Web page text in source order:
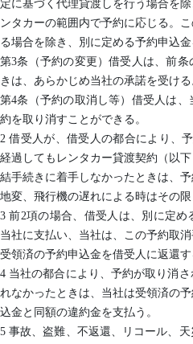
定に基づく代理貸渡しを行う場合を
ンタカーの範囲内で予約に応じる。
る場合を除き、別に定める予約申込金
第3条（予約の変更）借受人は、前
きは、あらかじめ当社の承諾を受ける
第4条（予約の取消し等）借受人は
約を取り消すことができる。
2 借受人が、借受人の都合により、
経過してもレンタカー貸渡契約（以
結手続きに着手しなかったときは、
地変、飛行機の遅れによる時はその限
3 前2項の場合、借受人は、別に定
当社に支払い、当社は、この予約取
受領済の予約申込金を借受人に返還す
4 当社の都合により、予約が取り消
れなかったときは、当社は受領済の
込金と同額の違約金を支払う。
5 事故、盗難、不返還、リコール、